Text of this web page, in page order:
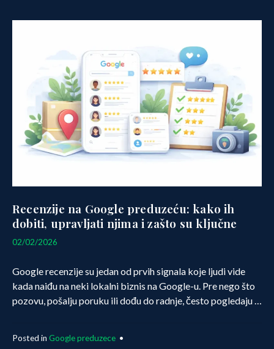
Recenzije na Google preduzeću: kako ih
dobiti, upravljati njima i zašto su ključne
02/02/2026
Google recenzije su jedan od prvih signala koje ljudi vide
kada naiđu na neki lokalni biznis na Google-u. Pre nego što
pozovu, pošalju poruku ili dođu do radnje, često pogledaju …
Posted in Google preduzece •